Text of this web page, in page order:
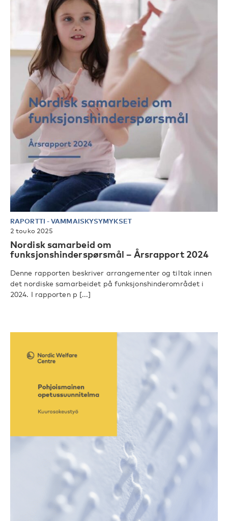
RAPORTTI -VAMMAISKYSYMYKSET
2 touko 2025
Nordisk samarbeid om
funksjonshinderspørsmål – Årsrapport 2024
Denne rapporten beskriver arrangementer og tiltak innen
det nordiske samarbeidet på funksjonshinderområdet i
2024. I rapporten p [...]